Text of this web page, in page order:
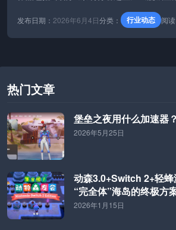
2》《战锤40K：战争黎明4》《沙丘：觉醒
Townfall》《鬼武者：剑之道》《皇牌空战
《雷曼传奇重制版》《影之刃零》。阵容
发布日期： 2026年6月4日分类： 行业动态 阅读
热门文章
堡垒之夜用什么加速器
2026年5月25日
动森3.0+Switch 2+轻
“完全体”海岛的终极方
2026年1月15日